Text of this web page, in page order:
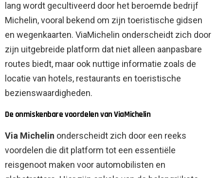
lang wordt gecultiveerd door het beroemde bedrijf
Michelin, vooral bekend om zijn toeristische gidsen
en wegenkaarten. ViaMichelin onderscheidt zich door
zijn uitgebreide platform dat niet alleen aanpasbare
routes biedt, maar ook nuttige informatie zoals de
locatie van hotels, restaurants en toeristische
bezienswaardigheden.
De onmiskenbare voordelen van ViaMichelin
Via Michelin onderscheidt zich door een reeks
voordelen die dit platform tot een essentiële
reisgenoot maken voor automobilisten en